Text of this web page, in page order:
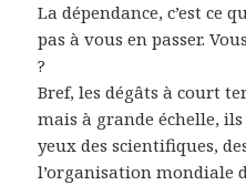
La dépendance, c’est ce
pas à vous en passer.
?
Bref, les dégâts à court
mais à grande échelle,
yeux des scientifiques,
l’organisation mondiale